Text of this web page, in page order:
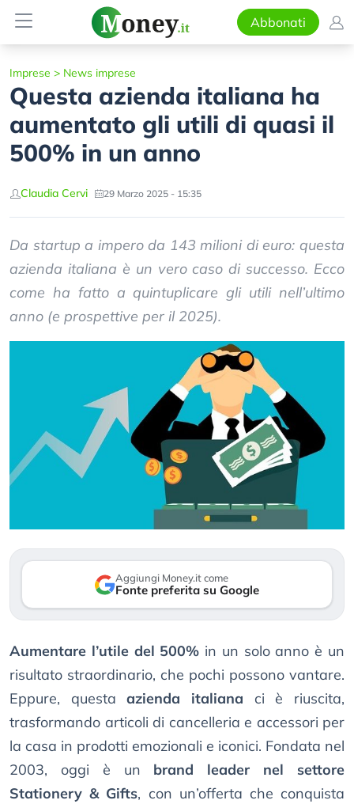
Abbonati
Imprese > News imprese
Questa azienda italiana ha
aumentato gli utili di quasi il
500% in un anno
Claudia Cervi 29 Marzo 2025 - 15:35
Da startup a impero da 143 milioni di euro: questa
azienda italiana è un vero caso di successo. Ecco
come ha fatto a quintuplicare gli utili nell’ultimo
anno (e prospettive per il 2025).
Aggiungi Money.it come
Fonte preferita su Google
Aumentare l’utile del 500% in un solo anno è un
risultato straordinario, che pochi possono vantare.
Eppure, questaazienda italiana ci è riuscita,
trasformando articoli di cancelleria e accessori per
la casa in prodotti emozionali e iconici. Fondata nel
2003, oggi è un brand leader nel settore
Stationery & Gifts, con un’offerta che conquista